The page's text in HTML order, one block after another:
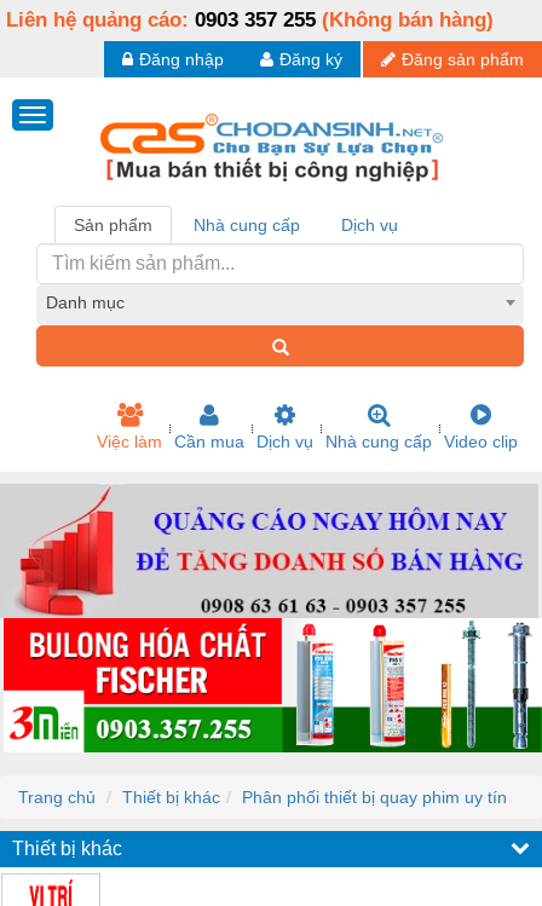
Liên hệ quảng cáo: 0903 357 255 (Không bán hàng)
Đăng sản phẩm
Đăng ký
Đăng nhập
Sản phẩm Nhà cung cấp Dịch vụ
Danh mục
Việc làm Cần mua Dịch vụ Nhà cung cấp Video clip
Trang chủ Thiết bị khác Phân phối thiết bị quay phim uy tín
Thiết bị khác